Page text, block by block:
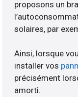
proposons un
solaires, par
Ainsi, lorsque
installer vos
précisément
amorti.